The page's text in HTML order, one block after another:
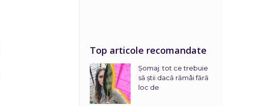
Top articole recomandate
Șomaj: tot ce trebuie
să știi dacă rămâi fără
loc de